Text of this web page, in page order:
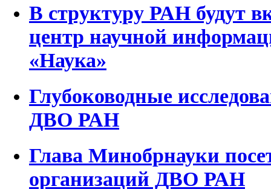
В структуру РАН будут
центр научной
«Наука»
Глубоководные
ДВО РАН
Глава Минобрнауки
организаций ДВО РАН